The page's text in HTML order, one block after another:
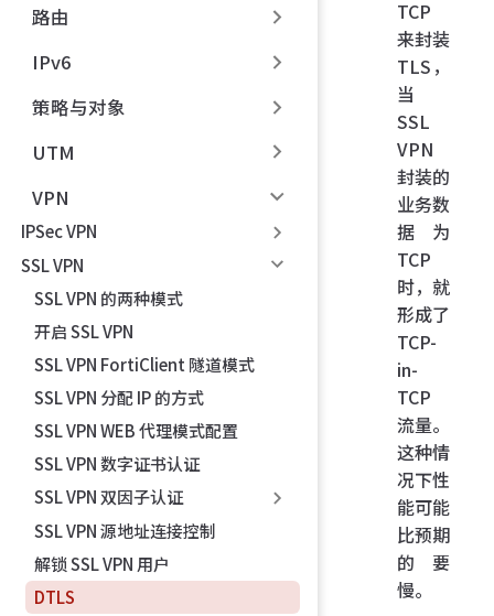
路由
IPv6
策略与对象
UTM
VPN
IPSec VPN
SSL VPN
SSL VPN 的两种模式
开启 SSL VPN
SSL VPN FortiClient 隧道模式
SSL VPN 分配 IP 的方式
SSL VPN WEB 代理模式配置
SSL VPN 数字证书认证
SSL VPN 双因子认证
SSL VPN 源地址连接控制
解锁 SSL VPN 用户
DTLS
TCP
来封装
TLS，
当
SSL
VPN
封装的
业务数
据为
TCP
时，就
形成了
TCP-
in-
TCP
流量。
这种情
况下性
能可能
比预期
的要
慢。